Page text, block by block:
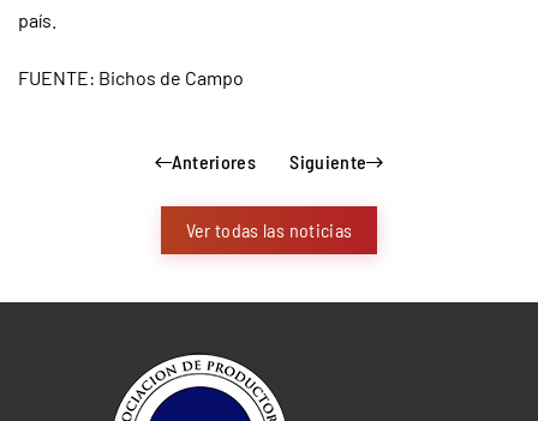
país.
FUENTE: Bichos de Campo
Anteriores Siguiente
Ver todas las noticias